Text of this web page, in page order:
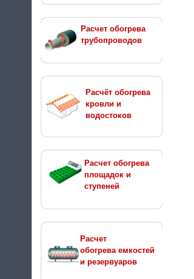
Расчет обогрева
трубопроводов
Расчёт обогрева
кровли и
водостоков
Расчет обогрева
площадок и
ступеней
Расчет
обогрева емкостей
и резервуаров